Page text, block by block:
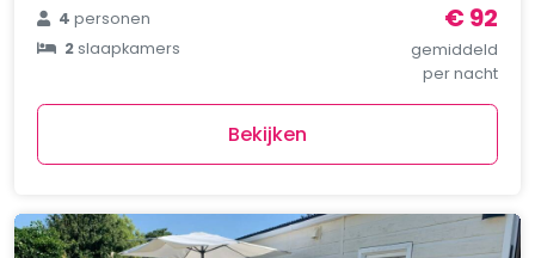
4personen
2slaapkamers
€ 92
gemiddeld
per nacht
Bekijken